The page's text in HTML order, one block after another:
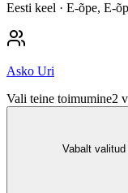
Eesti keel · E-õpe, E-
Asko Uri
Vali teine toimumine2
Vabalt